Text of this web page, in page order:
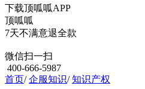
下载顶呱呱APP
顶呱呱
7天不满意退全款
微信扫一扫
400-666-5987
首页/企服知识/知识产权